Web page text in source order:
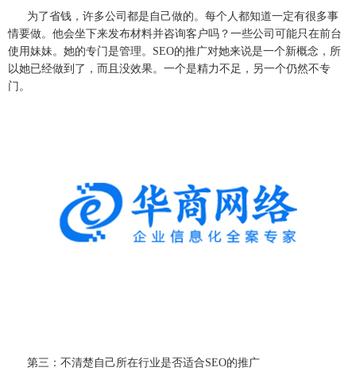
为了省钱，许多公司都是自己做的。每个人都知道一定有很多事
情要做。他会坐下来发布材料并咨询客户吗？一些公司可能只在前台
使用妹妹。她的专门是管理。 SEO的推广对她来说是一个新概念，所
以她已经做到了，而且没效果。一个是精力不足，另一个仍然不专
门。
第三：不清楚自己所在行业是否适合SEO的推广